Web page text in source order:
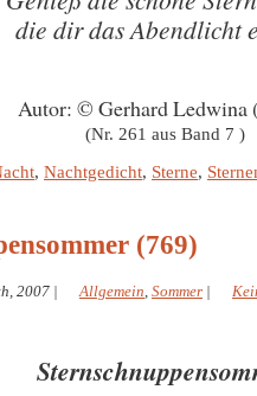
die dir das Abendlicht
Autor: © Gerhard Ledwina
(Nr. 261 aus Band 7 )
, Nachtgedicht, Sterne,
(769)
2007 | Allgemein, Sommer |